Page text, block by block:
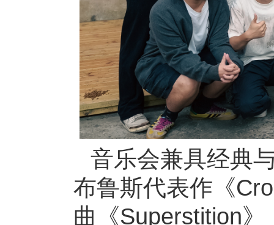
音乐会兼具经典
布鲁斯代表作《
曲《Superstition